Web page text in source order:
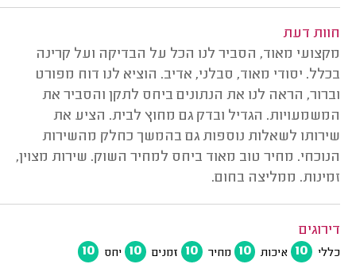
חוות דעת
מקצועי מאוד, הסביר לנו הכל על הבדיקה ועל קרינה
בכלל. יסודי מאוד, סבלני, אדיב. הוציא לנו דוח מפורט
וברור, הראה לנו את הנתונים ביחס לתקן והסביר את
המשמעויות. הגדיל ובדק גם מחוץ לבית. הציע את
שירותו לשאלות נוספות גם בהמשך כחלק מהשירות
הנוכחי. מחיר טוב מאוד ביחס למחיר השוק. שירות מצוין,
זמינות. ממליצה בחום.
דירוגים
כללי 10 איכות 10 מחיר 10 זמנים 10 יחס 10